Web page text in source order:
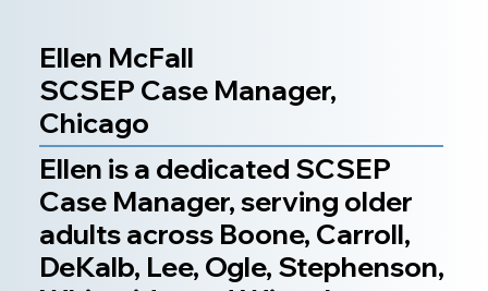
Ellen McFall
SCSEP Case Manager,
Chicago
Ellen is a dedicated SCSEP
Case Manager, serving older
adults across Boone, Carroll,
DeKalb, Lee, Ogle, Stephenson,